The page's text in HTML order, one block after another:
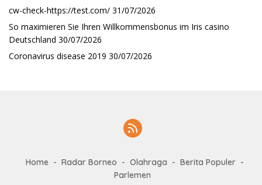
cw-check-https://test.com/ 31/07/2026
So maximieren Sie Ihren Willkommensbonus im Iris casino
Deutschland 30/07/2026
Coronavirus disease 2019 30/07/2026
Home Radar Borneo Olahraga
Berita Populer
Parlemen